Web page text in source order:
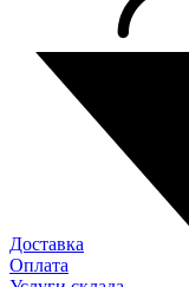
Доставка
Оплата